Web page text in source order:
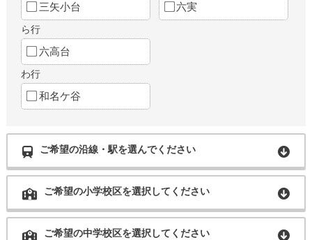
三矢小台 六実
ら行
六高台
わ行
和名ケ谷
ご希望の沿線・駅を選んでください
ご希望の小学校区を選択してください
ご希望の中学校区を選択してください